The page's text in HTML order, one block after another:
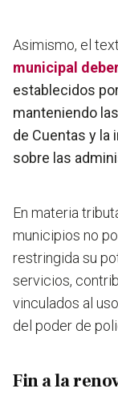
Asimismo, el
municipal
establecidos
manteniendo
de Cuentas y la
sobre las
En materia
municipios no
restringida su
servicios,
vinculados al
del poder de
Fin a la